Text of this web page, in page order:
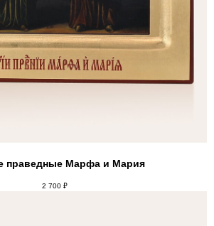
праведные Марфа и Мария
2 700 ₽